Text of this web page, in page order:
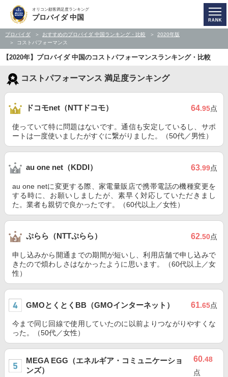
オリコン顧客満足度ランキング
プロバイダ 中国
プロバイダ おすすめのプロバイダ 中国ランキング・比較
2020年版
コストパフォーマンス
【2020年】プロバイダ 中国のコストパフォーマンスランキング・比較
コストパフォーマンス 満足度ランキング
ドコモnet（NTTドコモ） 64.95点
使っていて特に問題はないです。通信も安定しているし、サポ
ートは一度使いましたがすぐに繋がりました。（50代／男性）
au one net（KDDI） 63.99点
au one netに変更する際、家電量販店で携帯電話の機種変更を
する時に、お願いしましたが、素早く対応していただきまし
た。業者も親切で良かったです。（60代以上／女性）
ぷらら（NTTぷらら） 62.50点
申し込みから開通までの期間が短いし、利用店舗で申し込みで
きたので煩わしさはなかったように思います。（60代以上／女
性）
GMOとくとくBB（GMOインターネット） 61.65点
今まで同じ回線で使用していたのに以前よりつながりやすくな
った。（50代／女性）
MEGA EGG（エネルギア・コミュニケーショ
ンズ）
60.48
点